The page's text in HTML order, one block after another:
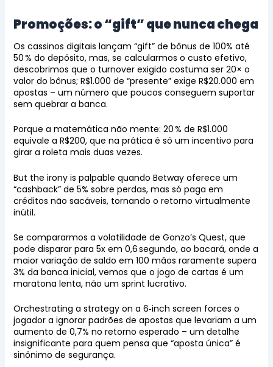
Promoções: o “gift” que nunca chega
Os cassinos digitais lançam “gift” de bônus de 100% até
50 % do depósito, mas, se calcularmos o custo efetivo,
descobrimos que o turnover exigido costuma ser 20× o
valor do bônus; R$1.000 de “presente” exige R$20.000 em
apostas – um número que poucos conseguem suportar
sem quebrar a banca.
Porque a matemática não mente: 20 % de R$1.000
equivale a R$200, que na prática é só um incentivo para
girar a roleta mais duas vezes.
But the irony is palpable quando Betway oferece um
“cashback” de 5% sobre perdas, mas só paga em
créditos não sacáveis, tornando o retorno virtualmente
inútil.
Se compararmos a volatilidade de Gonzo’s Quest, que
pode disparar para 5x em 0,6 segundo, ao bacará, onde a
maior variação de saldo em 100 mãos raramente supera
3% da banca inicial, vemos que o jogo de cartas é um
maratona lenta, não um sprint lucrativo.
Orchestrating a strategy on a 6‑inch screen forces o
jogador a ignorar padrões de apostas que levariam a um
aumento de 0,7% no retorno esperado – um detalhe
insignificante para quem pensa que “aposta única” é
sinônimo de segurança.